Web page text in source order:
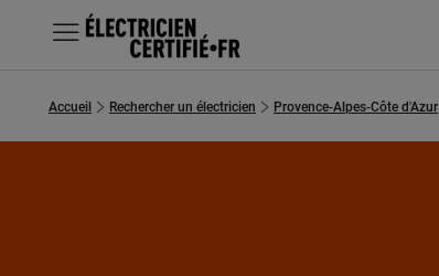
MENU
Chercher un électricien
Accueil Rechercher un électricien Provence-Alpes-Côte d'Azur